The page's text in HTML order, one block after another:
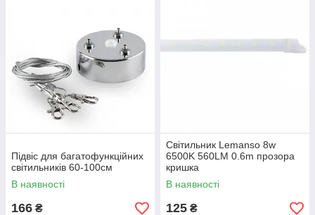
Підвіс для багатофункційних
світильників 60-100см
В наявності
166 ₴
Світильник Lemanso 8w
6500K 560LM 0.6m прозора
кришка
В наявності
125 ₴